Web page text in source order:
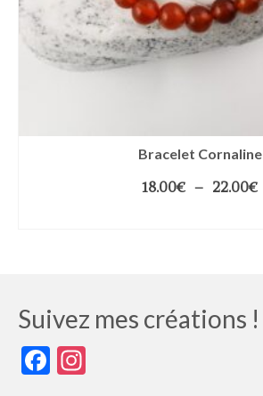
Bracelet Cornaline
18.00€ – 22.00€
Suivez mes créations !
Facebook